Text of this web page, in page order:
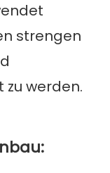
strengen
werden.